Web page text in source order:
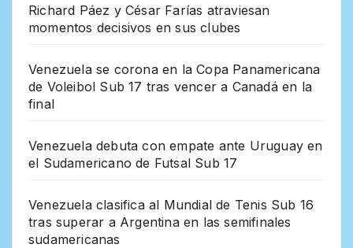
Richard Páez y César Farías atraviesan
momentos decisivos en sus clubes
Venezuela se corona en la Copa Panamericana
de Voleibol Sub 17 tras vencer a Canadá en la
final
Venezuela debuta con empate ante Uruguay en
el Sudamericano de Futsal Sub 17
Venezuela clasifica al Mundial de Tenis Sub 16
tras superar a Argentina en las semifinales
sudamericanas